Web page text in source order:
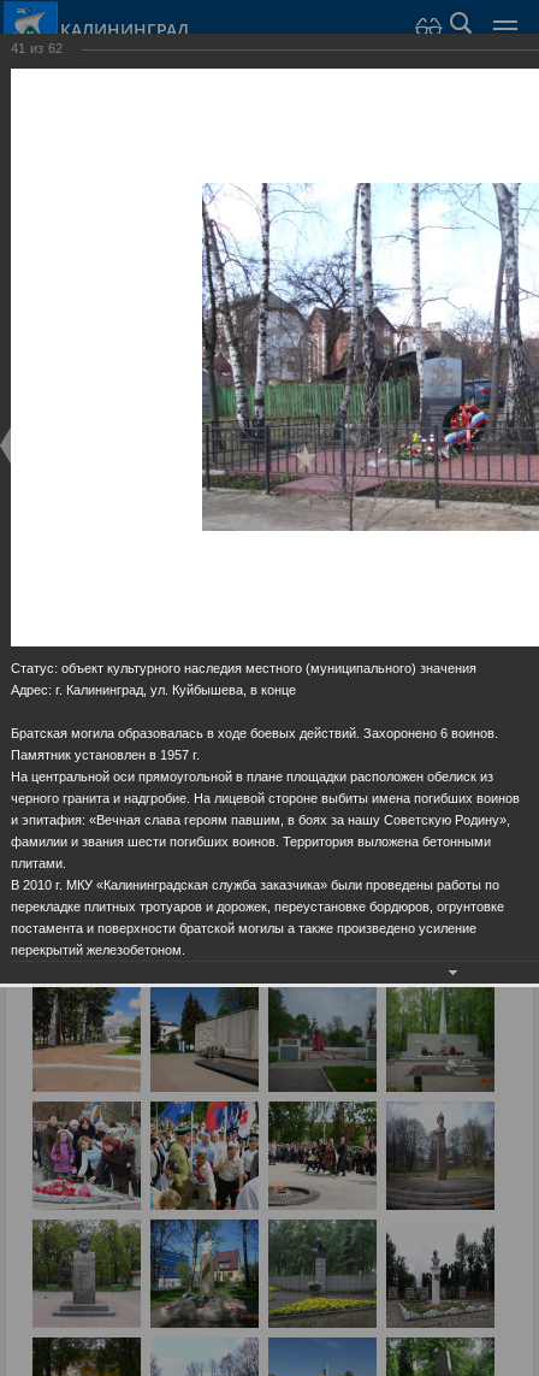
КАЛИНИНГРАД
Скульптуры и мемориалы
41 из 62
Статус: объект культурного наследия местного (муниципального) значения
Адрес: г. Калининград, ул. Куйбышева, в конце
Братская могила образовалась в ходе боевых действий. Захоронено 6 воинов.
Памятник установлен в 1957 г.
На центральной оси прямоугольной в плане площадки расположен обелиск из
черного гранита и надгробие. На лицевой стороне выбиты имена погибших воинов
и эпитафия: «Вечная слава героям павшим, в боях за нашу Советскую Родину»,
фамилии и звания шести погибших воинов. Территория выложена бетонными
плитами.
В 2010 г. МКУ «Калининградская служба заказчика» были проведены работы по
перекладке плитных тротуаров и дорожек, переустановке бордюров, огрунтовке
постамента и поверхности братской могилы а также произведено усиление
перекрытий железобетоном.